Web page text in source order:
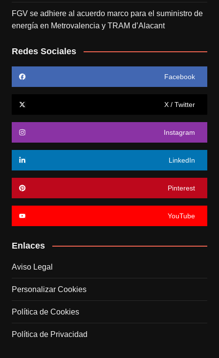
FGV se adhiere al acuerdo marco para el suministro de
energía en Metrovalencia y TRAM d’Alacant
Redes Sociales
Facebook
X / Twitter
Instagram
LinkedIn
Pinterest
YouTube
Enlaces
Aviso Legal
Personalizar Cookies
Política de Cookies
Política de Privacidad